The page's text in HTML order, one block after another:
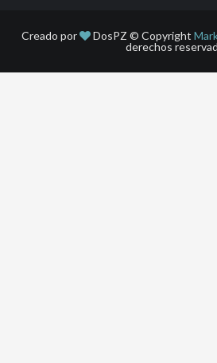
Creado por DosPZ © Copyright
derechos